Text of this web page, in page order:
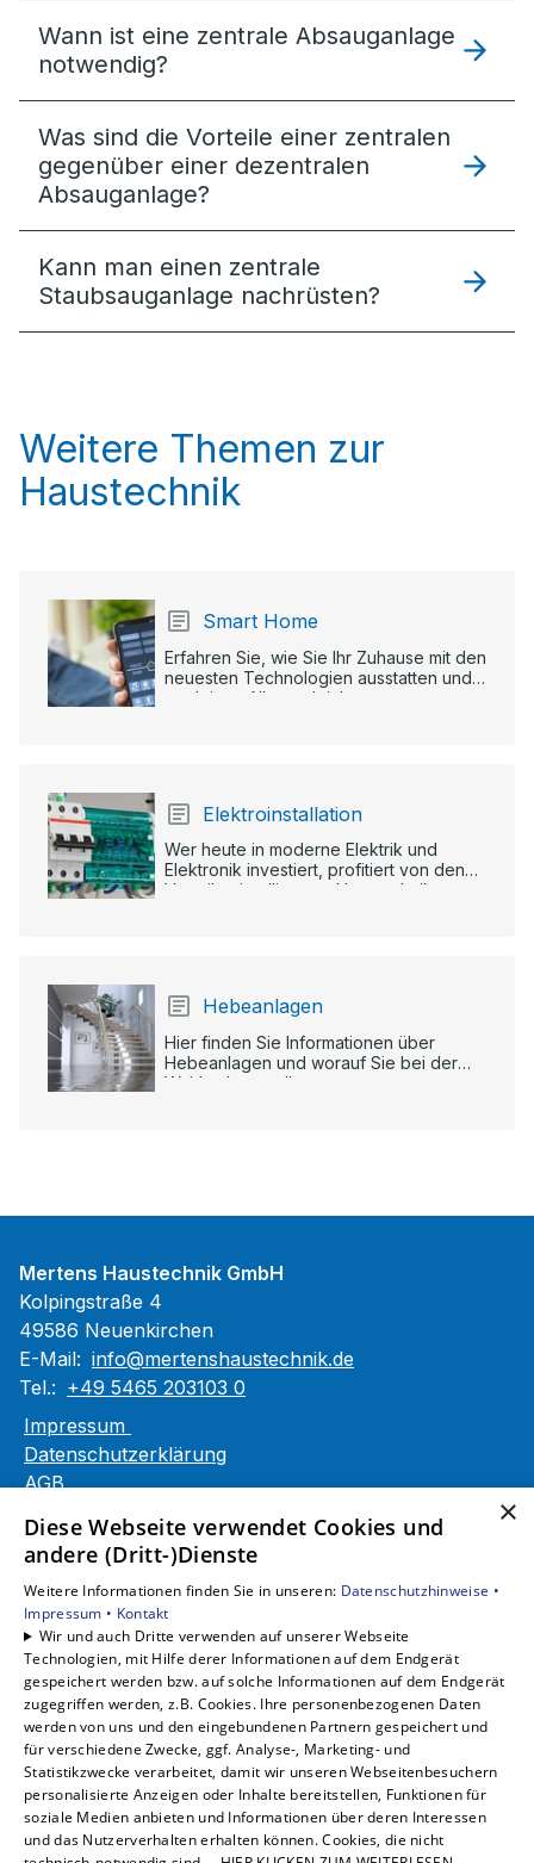
Wann ist eine zentrale Absauganlage
notwendig?
Was sind die Vorteile einer zentralen
gegenüber einer dezentralen
Absauganlage?
Kann man einen zentrale
Staubsauganlage nachrüsten?
Weitere Themen zur
Haustechnik
Smart Home
Erfahren Sie, wie Sie Ihr Zuhause mit den
neuesten Technologien ausstatten und
so deinen Alltag erleichtern.
Elektroinstallation
Wer heute in moderne Elektrik und
Elektronik investiert, profitiert von den
Vorteilen intelligenter Haustechnik.
Hebeanlagen
Hier finden Sie Informationen über
Hebeanlagen und worauf Sie bei der
Wahl achten sollten.
Mertens Haustechnik GmbH
Kolpingstraße 4
49586 Neuenkirchen
E-Mail: info@mertenshaustechnik.de
Tel.: +49 5465 203103 0
Impressum
Datenschutzerklärung
AGB
Unsere Bereiche
Privatkunden
Gewerbekunden
Karriere
Unternehmen
Kontakt
×
Diese Webseite verwendet Cookies und
andere (Dritt-)Dienste
Weitere Informationen finden Sie in unseren: Datenschutzhinweise •
Impressum • Kontakt
Wir und auch Dritte verwenden auf unserer Webseite
Technologien, mit Hilfe derer Informationen auf dem Endgerät
gespeichert werden bzw. auf solche Informationen auf dem Endgerät
zugegriffen werden, z.B. Cookies. Ihre personenbezogenen Daten
werden von uns und den eingebundenen Partnern gespeichert und
für verschiedene Zwecke, ggf. Analyse-, Marketing- und
Statistikzwecke verarbeitet, damit wir unseren Webseitenbesuchern
personalisierte Anzeigen oder Inhalte bereitstellen, Funktionen für
soziale Medien anbieten und Informationen über deren Interessen
und das Nutzerverhalten erhalten können. Cookies, die nicht